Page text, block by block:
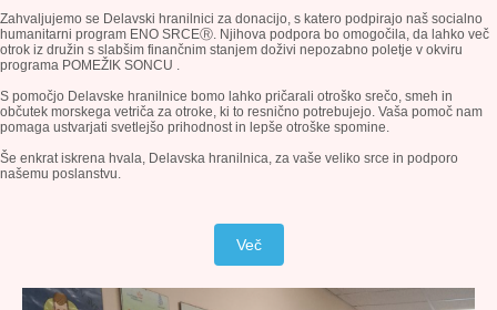
Zahvaljujemo se Delavski hranilnici za donacijo, s katero podpirajo naš socialno
humanitarni program ENO SRCEⓇ. Njihova podpora bo omogočila, da lahko več
otrok iz družin s slabšim finančnim stanjem doživi nepozabno poletje v okviru
programa POMEŽIK SONCU .
S pomočjo Delavske hranilnice bomo lahko pričarali otroško srečo, smeh in
občutek morskega vetriča za otroke, ki to resnično potrebujejo. Vaša pomoč nam
pomaga ustvarjati svetlejšo prihodnost in lepše otroške spomine.
Še enkrat iskrena hvala, Delavska hranilnica, za vaše veliko srce in podporo
našemu poslanstvu.
Več